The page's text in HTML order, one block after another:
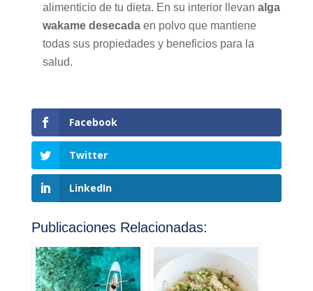
alimenticio de tu dieta. En su interior llevan alga
wakame desecadaen polvo que mantiene
todas sus propiedades y beneficios para la
salud.
Facebook
Twitter
LinkedIn
Publicaciones Relacionadas: